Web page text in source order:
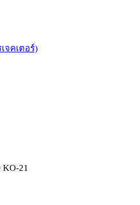
จคเตอร์)
21